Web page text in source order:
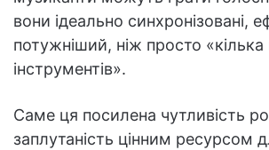
вони ідеально синхронізовані,
потужніший, ніж просто «кілька
інструментів».
Саме ця посилена чутливість
заплутаність цінним ресурсом